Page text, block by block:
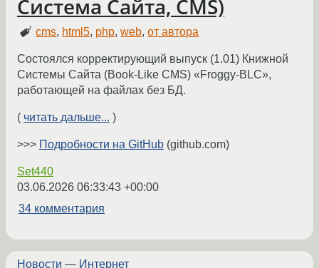
Система Сайта, CMS)
cms, html5, php,web,от автора
Состоялся корректирующий выпуск (1.01) Книжной
Системы Сайта (Book-Like CMS) «Froggy-BLC»,
работающей на файлах без БД.
( читать дальше... )
>>> Подробности на GitHub (github.com)
Set440
03.06.2026 06:33:43 +00:00
34 комментария
Новости — Интернет